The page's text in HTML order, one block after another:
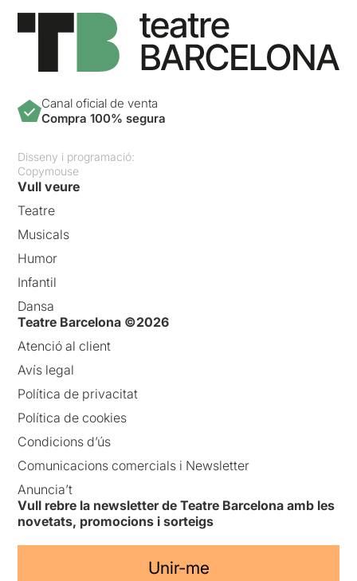
Canal oficial de venta
Compra 100% segura
Disseny i programació:
Copymouse
Vull veure
Teatre
Musicals
Humor
Infantil
Dansa
Teatre Barcelona ©2026
Atenció al client
Avís legal
Política de privacitat
Política de cookies
Condicions d’ús
Comunicacions comercials i Newsletter
Anuncia’t
Vull rebre la newsletter de Teatre Barcelona amb les
novetats, promocions i sorteigs
Unir-me